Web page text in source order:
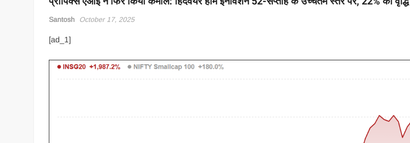
Santosh October 17, 2025
[ad_1]